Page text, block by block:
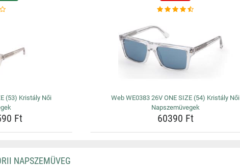
(53) Kristály Női
Ft
Web WE0383 26V ONE SIZE (54) Kristály Női
Napszemüvegek
60390 Ft
NAPSZEMÜVEG